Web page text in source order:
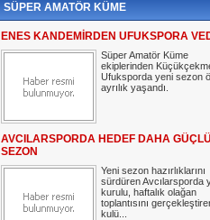
SÜPER AMATÖR KÜME
ENES KANDEMİRDEN UFUKSPORA
Süper Amatör Küme
ekiplerinden
Ufuksporda yeni sezon
ayrılık yaşandı.
AVCILARSPORDA HEDEF DAHA
SEZON
Yeni sezon hazırlıklarını
sürdüren Avcılarsporda
kurulu, haftalık olağan
toplantısını
kulü...